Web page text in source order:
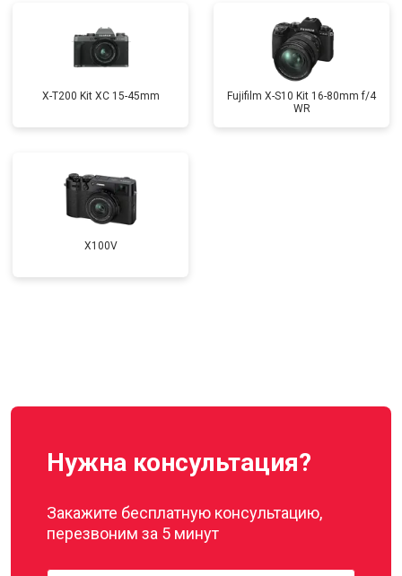
X-T200 Kit XC 15-45mm
Fujifilm X-S10 Kit 16-80mm f/4
WR
X100V
Нужна консультация?
Закажите бесплатную консультацию,
перезвоним за 5 минут